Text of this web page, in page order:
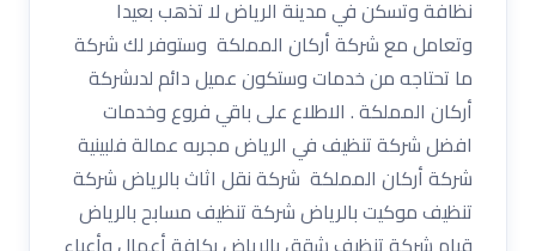
نظافة وتسكن في مدينة الرياض لا تذهب بعيدا
وتعامل مع شركة أركان المملكة وستوفر لك شركة
ما تحتاجه من خدمات وستكون عميل دائم لدىشركة
أركان المملكة . الاطلاع على باقي فروع وخدمات
افضل شركة تنظيف في الرياض مجربه عمالة فلبينية
شركة أركان المملكة شركة نقل اثاث بالرياض شركة
تنظيف موكيت بالرياض شركة تنظيف مسابح بالرياض